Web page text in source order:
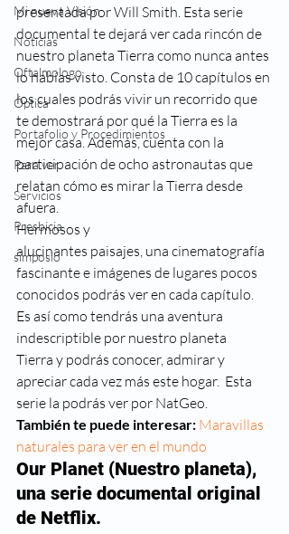
Mi nueva Visión
Noticias
Oftalmologo
Óptica
Portafolio y Procedimientos
Para ver
Servicios
Presbicia
simposio
presentada por Will Smith. Esta serie
documental te dejará ver cada rincón de
nuestro planeta Tierra como nunca antes
lo habías visto. Consta de 10 capítulos en
los cuales podrás vivir un recorrido que
te demostrará por qué la Tierra es la
mejor casa. Además, cuenta con la
participación de ocho astronautas que
relatan cómo es mirar la Tierra desde
afuera.
Hermosos y
alucinantes paisajes, una cinematografía
fascinante e imágenes de lugares pocos
conocidos podrás ver en cada capítulo.
Es así como tendrás una aventura
indescriptible por nuestro planeta
Tierra y podrás conocer, admirar y
apreciar cada vez más este hogar.  Esta
serie la podrás ver por NatGeo.
También te puede interesar: Maravillas
naturales para ver en el mundo
Our Planet (Nuestro planeta),
una serie documental original
de Netflix.